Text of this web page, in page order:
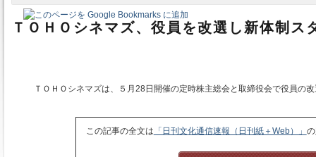
ＴＯＨＯシネマズ、役員を改選し新体制ス
ＴＯＨＯシネマズは、５月28日開催の定時株主総会と取締役会で役員の
この記事の全文は 「日刊文化通信速報（日刊紙＋Web）」